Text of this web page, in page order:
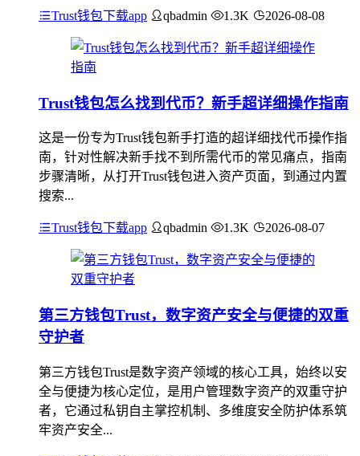
Trust钱包下载app qbadmin 1.3K 2026-08-08
Trust钱包怎么找到代币？新手超详细操作指南
这是一份专为Trust钱包新手打造的超详细找代币操作指
南，针对性解决新手找不到所需代币的常见痛点，指南
步骤清晰，从打开Trust钱包进入资产页面，到通过内置
搜索...
Trust钱包下载app qbadmin 1.3K 2026-08-07
第三方钱包Trust，数字资产安全与便捷的双重
守护者
第三方钱包Trust是数字资产领域的核心工具，始终以安
全与便捷为核心定位，是用户管理数字资产的双重守护
者，它通过私钥自主掌控机制、多维度安全防护体系筑
牢资产安全...